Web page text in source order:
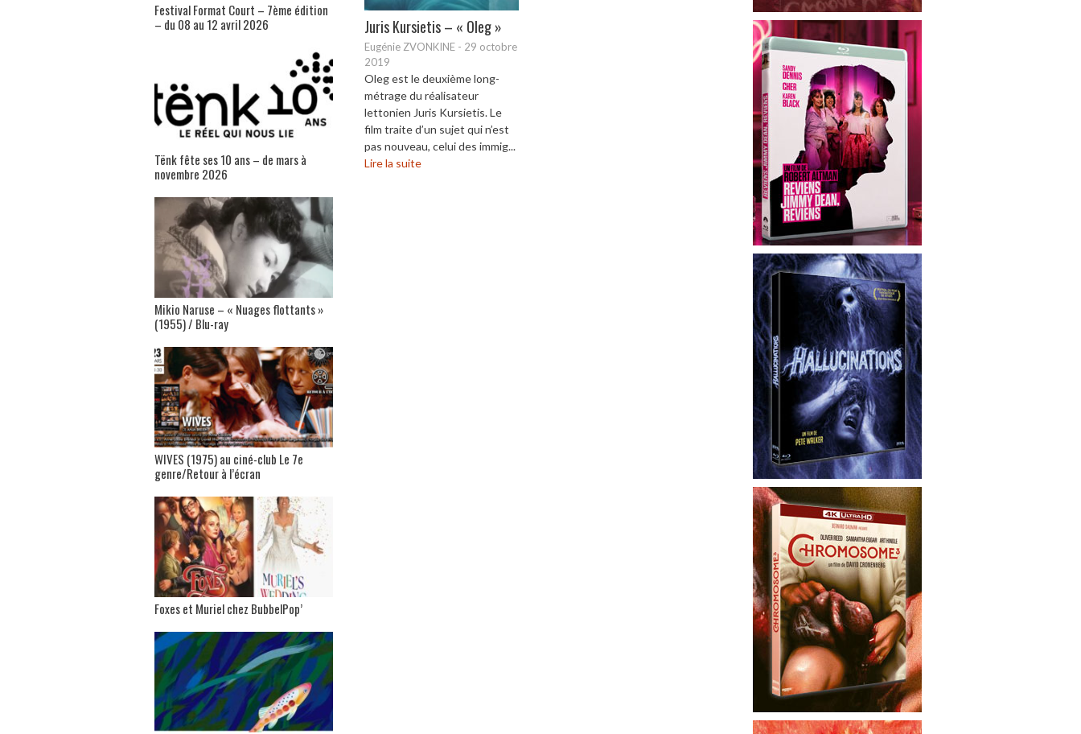
Juris Kursietis – « Oleg »
Eugénie ZVONKINE - 29 octobre
2019
Oleg est le deuxième long-
métrage du réalisateur
lettonien Juris Kursietis. Le
film traite d’un sujet qui n’est
pas nouveau, celui des immig...
Lire la suite
Festival Format Court – 7ème édition
– du 08 au 12 avril 2026
Tënk fête ses 10 ans – de mars à
novembre 2026
Mikio Naruse – « Nuages flottants »
(1955) / Blu-ray
WIVES (1975) au ciné-club Le 7e
genre/Retour à l’écran
Foxes et Muriel chez BubbelPop’